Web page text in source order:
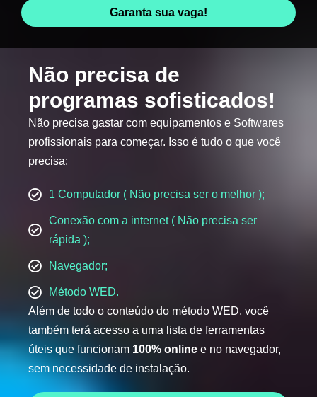
Garanta sua vaga!
Não precisa de
programas sofisticados!
Não precisa gastar com equipamentos e Softwares
profissionais para começar. Isso é tudo o que você
precisa:
1 Computador ( Não precisa ser o melhor );
Conexão com a internet ( Não precisa ser
rápida );
Navegador;
Método WED.
Além de todo o conteúdo do método WED, você
também terá acesso a uma lista de ferramentas
úteis que funcionam 100% online e no navegador,
sem necessidade de instalação.